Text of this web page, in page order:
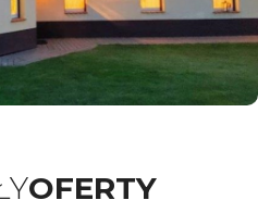
OFERTY